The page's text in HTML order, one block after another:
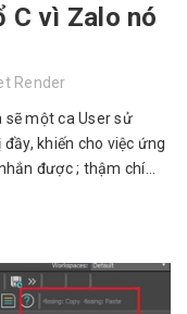
C vì Zalo nó
Render
sẽ một ca User sử
khiến cho việc ứng
được ; thậm chí